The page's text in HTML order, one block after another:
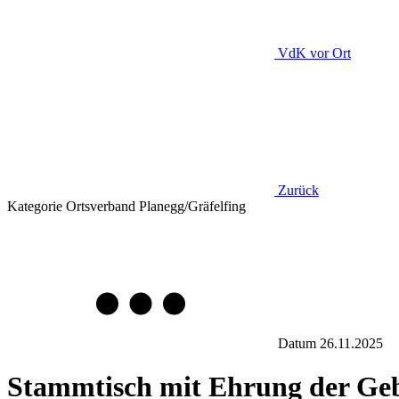
VdK vor Ort
Zurück
Kategorie Ortsverband Planegg/Gräfelfing
Datum 26.11.2025
Stammtisch mit Ehrung der